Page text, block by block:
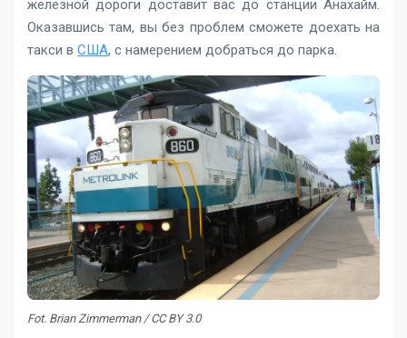
железной дороги доставит вас до станции Анахайм.
Оказавшись там, вы без проблем сможете доехать на
такси в США, с намерением добраться до парка.
Fot. Brian Zimmerman / CC BY 3.0